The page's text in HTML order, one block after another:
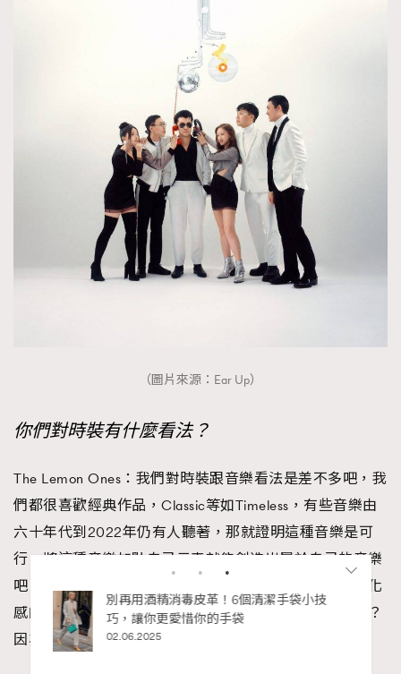
（圖片來源：Ear Up）
你們對時裝有什麼看法？
The Lemon Ones：我們對時裝跟音樂看法是差不多吧，我
們都很喜歡經典作品，Classic等如Timeless，有些音樂由
六十年代到2022年仍有人聽著，那就證明這種音樂是可
行，將這種音樂加點自己元素就能創造出屬於自己的音樂
吧！對於時裝，我們很愛傳統剪栽的西裝，搭上較有現化
感的花裇衫，又或是西裝背心，感覺是歐美較流行造型？
因為很少見香港Band scene會有人這樣穿。
別再用酒精消毒皮革！6個清潔手袋小技
巧，讓你更愛惜你的手袋
02.06.2025